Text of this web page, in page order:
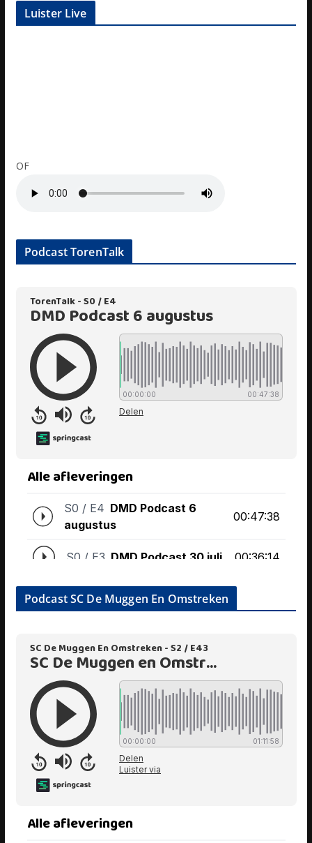
Luister Live
OF
Podcast TorenTalk
Podcast SC De Muggen En Omstreken